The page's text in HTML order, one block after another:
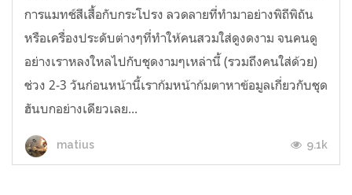
การแมทช์สีเสื้อกับกระโปรง ลวดลายที่ทำมาอย่างพิถีพิถัน
หรือเครื่องประดับต่างๆที่ทำให้คนสวมใส่ดูงดงาม จนคนดู
อย่างเราหลงใหลไปกับชุดงามๆเหล่านี้ (รวมถึงคนใส่ด้วย)
ช่วง 2-3 วันก่อนหน้านี้เราก้มหน้าก้มตาหาข้อมูลเกี่ยวกับชุด
ฮันบกอย่างเดียวเลย...
matius 9.1k